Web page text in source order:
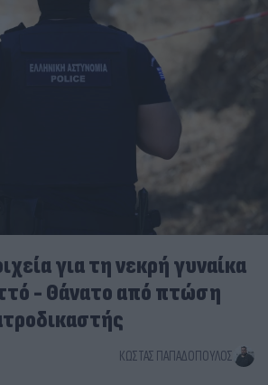
για τη νεκρή γυναίκα
- Θάνατο από πτώση
ΚΏΣΤΑΣ ΠΑΠΑΔΌΠΟΥΛΟΣ